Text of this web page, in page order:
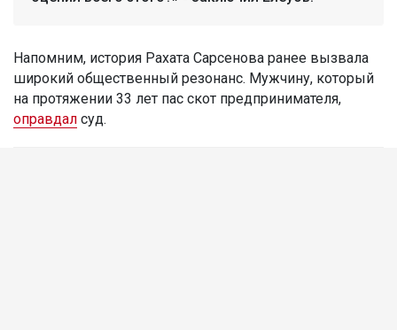
Напомним, история Рахата Сарсенова ранее вызвала
широкий общественный резонанс. Мужчину, который
на протяжении 33 лет пас скот предпринимателя,
оправдал суд.